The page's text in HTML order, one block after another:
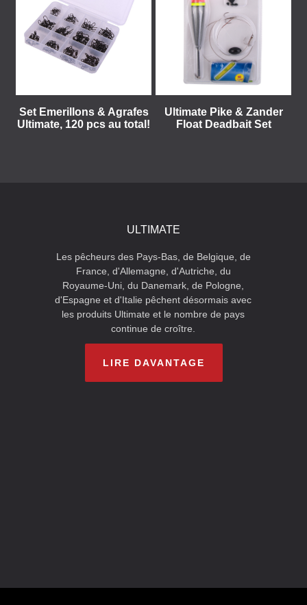
Set Emerillons & Agrafes
Ultimate, 120 pcs au total!
Ultimate Pike & Zander
Float Deadbait Set
ULTIMATE
Les pêcheurs des Pays-Bas, de Belgique, de
France, d'Allemagne, d'Autriche, du
Royaume-Uni, du Danemark, de Pologne,
d'Espagne et d'Italie pêchent désormais avec
les produits Ultimate et le nombre de pays
continue de croître.
LIRE DAVANTAGE